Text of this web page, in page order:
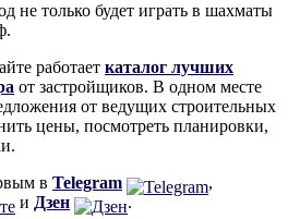
не только будет играть в шахматы
работает каталог лучших
от застройщиков. В одном месте
от ведущих строительных
цены, посмотреть планировки,
в Telegram
,
и Дзен .